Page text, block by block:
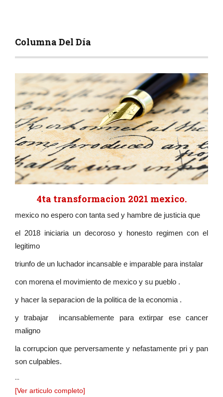
Columna Del Día
4ta transformacion 2021 mexico.
mexico no espero con tanta sed y hambre de justicia que
el 2018 iniciaria un decoroso y honesto regimen con el
legitimo
triunfo de un luchador incansable e imparable para instalar
con morena el movimiento de mexico y su pueblo .
y hacer la separacion de la politica de la economia .
y trabajar incansablemente para extirpar ese cancer
maligno
la corrupcion que perversamente y nefastamente pri y pan
son culpables.
...
[Ver articulo completo]